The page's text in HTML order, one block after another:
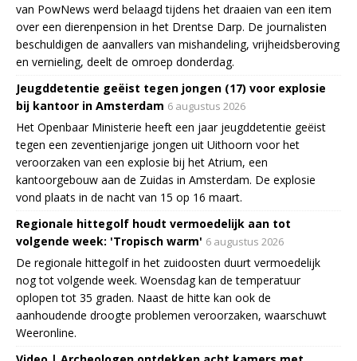
van PowNews werd belaagd tijdens het draaien van een item
over een dierenpension in het Drentse Darp. De journalisten
beschuldigen de aanvallers van mishandeling, vrijheidsberoving
en vernieling, deelt de omroep donderdag.
Jeugddetentie geëist tegen jongen (17) voor explosie
bij kantoor in Amsterdam 6 augustus 2026
Het Openbaar Ministerie heeft een jaar jeugddetentie geëist
tegen een zeventienjarige jongen uit Uithoorn voor het
veroorzaken van een explosie bij het Atrium, een
kantoorgebouw aan de Zuidas in Amsterdam. De explosie
vond plaats in de nacht van 15 op 16 maart.
Regionale hittegolf houdt vermoedelijk aan tot
volgende week: 'Tropisch warm' 6 augustus 2026
De regionale hittegolf in het zuidoosten duurt vermoedelijk
nog tot volgende week. Woensdag kan de temperatuur
oplopen tot 35 graden. Naast de hitte kan ook de
aanhoudende droogte problemen veroorzaken, waarschuwt
Weeronline.